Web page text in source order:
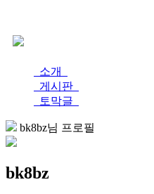
소개
게시판
토막글
bk8bz님 프로필
bk8bz